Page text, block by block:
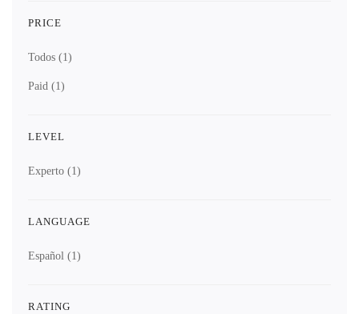
PRICE
Todos (1)
Paid (1)
LEVEL
Experto (1)
LANGUAGE
Español (1)
RATING